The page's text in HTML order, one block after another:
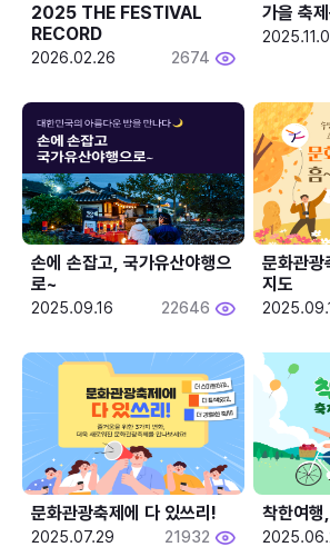
2025 THE FESTIVAL
RECORD
2026.02.26 2674
손에 손잡고, 국가유산야행으
로~
2025.09.16 22646
문화관광
지도
문화관광축제에 다 있쓰리!
2025.07.29 21932
착한여행